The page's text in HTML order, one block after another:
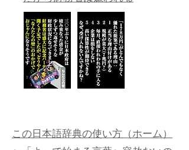
この日本語辞典の使い方（ホーム）